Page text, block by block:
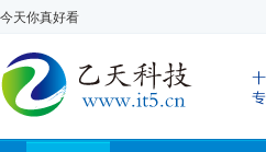
今天你真好看